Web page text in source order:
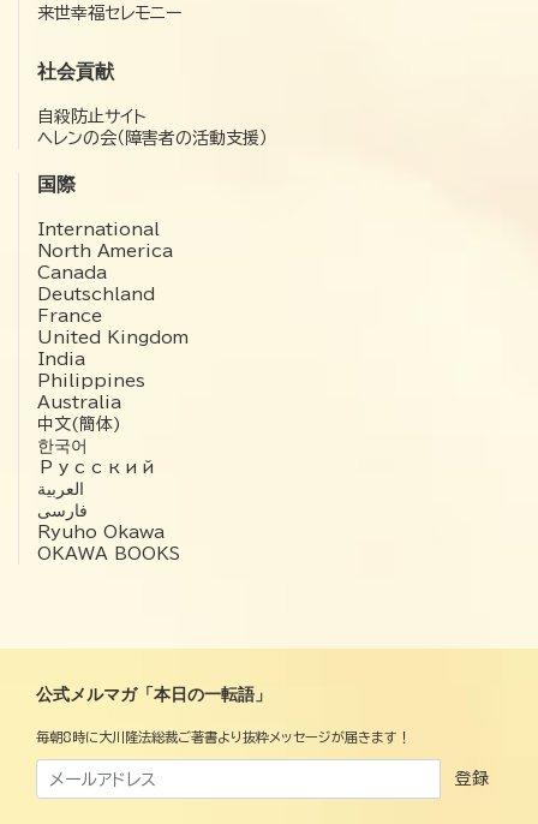
来世幸福セレモニー
社会貢献
自殺防止サイト
ヘレンの会（障害者の活動支援）
国際
International
North America
Canada
Deutschland
France
United Kingdom
India
Philippines
Australia
中文(簡体)
한국어
Русский
العربية‏
فارسی
Ryuho Okawa
OKAWA BOOKS
公式メルマガ「本日の一転語」
毎朝8時に大川隆法総裁ご著書より抜粋メッセージが届きます！
登録